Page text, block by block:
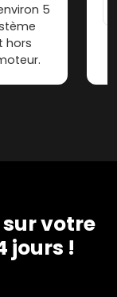
5
hors
votre
jours !